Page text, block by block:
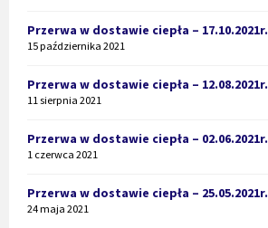
Przerwa w dostawie ciepła – 17.10.2021r.
15 października 2021
Przerwa w dostawie ciepła – 12.08.2021r.
11 sierpnia 2021
Przerwa w dostawie ciepła – 02.06.2021r.
1 czerwca 2021
Przerwa w dostawie ciepła – 25.05.2021r.
24 maja 2021